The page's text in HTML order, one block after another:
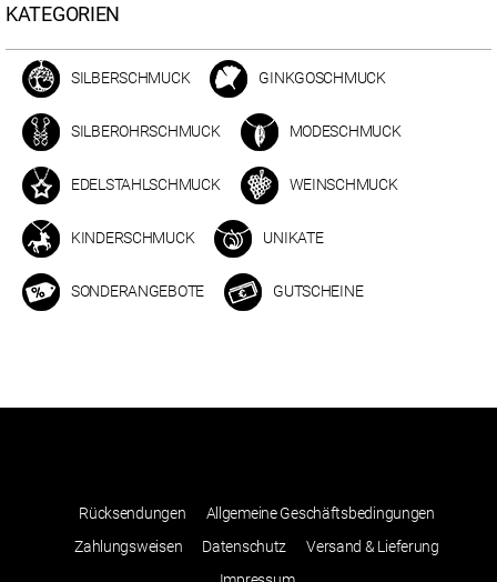
KATEGORIEN
SILBERSCHMUCK GINKGOSCHMUCK
SILBEROHRSCHMUCK MODESCHMUCK
EDELSTAHLSCHMUCK WEINSCHMUCK
KINDERSCHMUCK UNIKATE
SONDERANGEBOTE GUTSCHEINE
Rücksendungen
Allgemeine Geschäftsbedingungen
Zahlungsweisen
Datenschutz
Versand & Lieferung